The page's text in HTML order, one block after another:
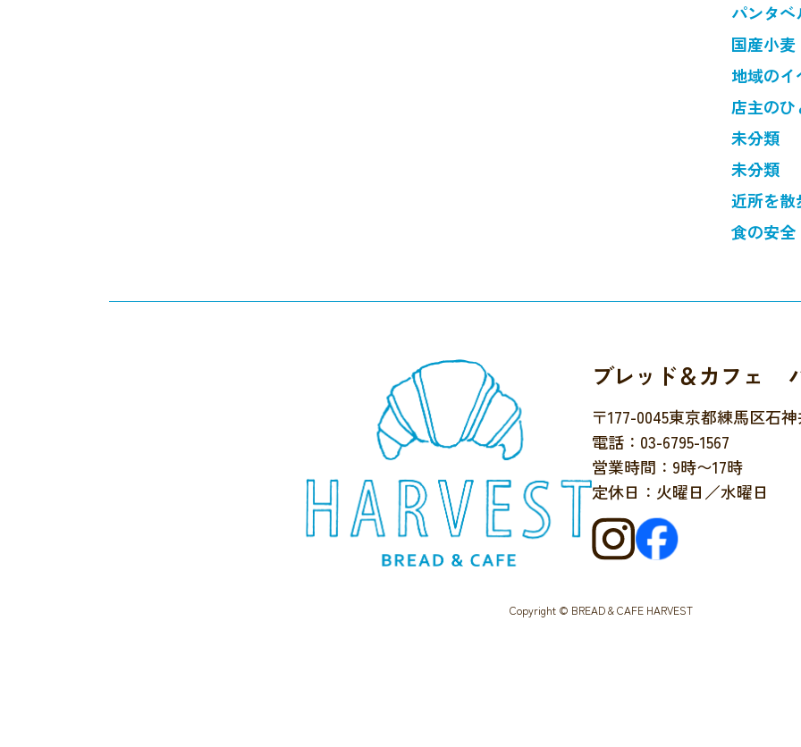
パンタベ
国産小麦
地域のイ
店主のひ
未分類
未分類
近所を散
食の安全
ブレッド＆カフェ
〒177-0045東京都練馬区石
電話：03-6795-1567
営業時間：9時〜17時
定休日：火曜日／水曜日
Copyright © BREAD & CAFE HARVEST